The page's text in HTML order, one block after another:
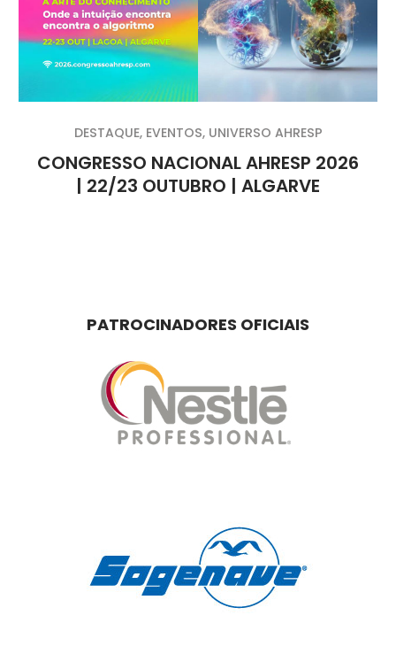
CONGRESSO NACIONAL AHRESP 2026
| 22/23 OUTUBRO | ALGARVE
DESTAQUE, EVENTOS, UNIVERSO AHRESP
PATROCINADORES OFICIAIS